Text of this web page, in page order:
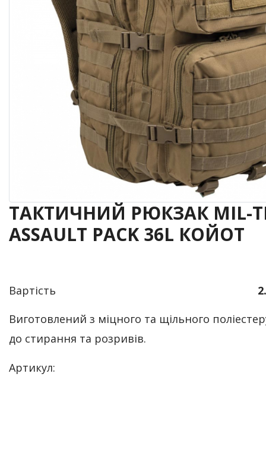
ТАКТИЧНИЙ РЮКЗАК MIL-
ASSAULT PACK 36L КОЙОТ
Вартість
Виготовлений з міцного та щільного
до стирання та розривів.
Артикул: